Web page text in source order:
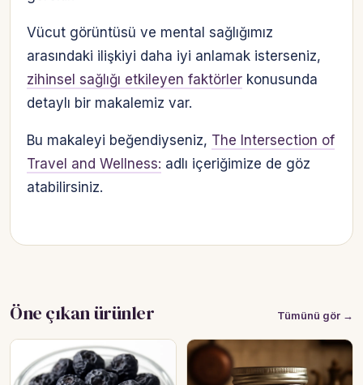
Vücut görüntüsü ve mental sağlığımız
arasındaki ilişkiyi daha iyi anlamak isterseniz,
zihinsel sağlığı etkileyen faktörler konusunda
detaylı bir makalemiz var.
Bu makaleyi beğendiyseniz, The Intersection of
Travel and Wellness: adlı içeriğimize de göz
atabilirsiniz.
Öne çıkan ürünler Tümünü gör →